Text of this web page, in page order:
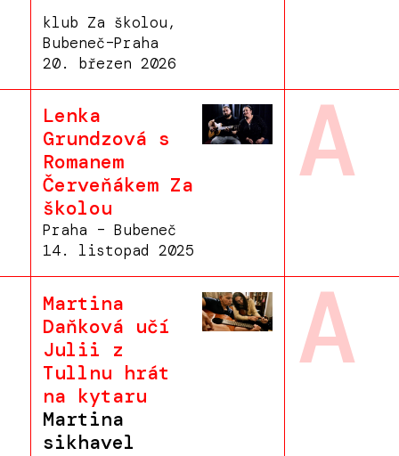
klub Za školou,
Bubeneč–Praha
20. březen 2026
Lenka
Grundzová s
Romanem
Červeňákem Za
školou
Praha – Bubeneč
14. listopad 2025
A
Martina
Daňková učí
Julii z
Tullnu hrát
na kytaru
Martina
sikhavel
A